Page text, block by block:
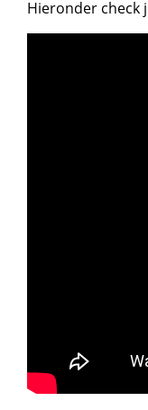
Hieronder check